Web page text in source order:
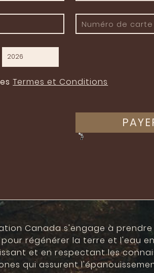
Termes et Conditions
Canada s'engage à prendre
pour régénérer la terre et l'eau en
et en respectant les
qui assurent